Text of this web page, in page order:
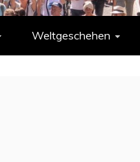
Weltgeschehen